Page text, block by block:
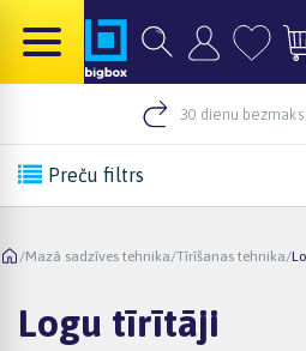
30 dienu
Preču filtrs
/Mazā sadzīves tehnika/Tīrīšanas tehnika/
Logu tīrītāji